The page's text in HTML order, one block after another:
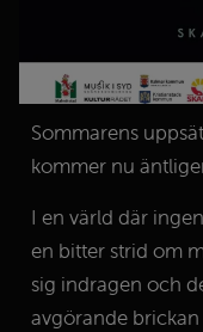
Sommarens
kommer nu
I en värld där
en bitter strid om
sig indragen och
avgörande brickan